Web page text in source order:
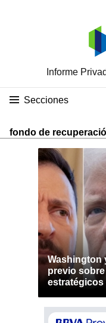
Informe
Secciones
fondo de
Washington
previo
estratégicos